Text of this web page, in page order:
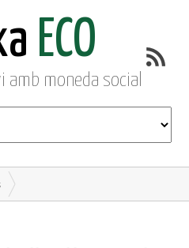
ECO
amb moneda social